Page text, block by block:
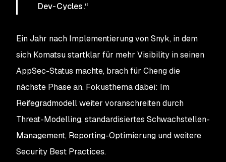
Dev-Cycles.“
Ein Jahr nach Implementierung von Snyk, in dem
sich Komatsu startklar für mehr Visibility in seinen
AppSec-Status machte, brach für Cheng die
nächste Phase an. Fokusthema dabei: Im
Reifegradmodell weiter voranschreiten durch
Threat-Modelling, standardisiertes Schwachstellen-
Management, Reporting-Optimierung und weitere
Security Best Practices.